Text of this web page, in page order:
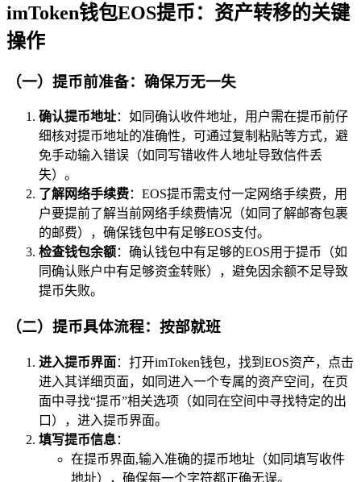
imToken钱包EOS提币：资产转移的关键
操作
（一）提币前准备：确保万无一失
确认提币地址：如同确认收件地址，用户需在提币前仔
细核对提币地址的准确性，可通过复制粘贴等方式，避
免手动输入错误（如同写错收件人地址导致信件丢
失）。
了解网络手续费：EOS提币需支付一定网络手续费，用
户要提前了解当前网络手续费情况（如同了解邮寄包裹
的邮费），确保钱包中有足够EOS支付。
检查钱包余额：确认钱包中有足够的EOS用于提币（如
同确认账户中有足够资金转账），避免因余额不足导致
提币失败。
（二）提币具体流程：按部就班
进入提币界面：打开imToken钱包，找到EOS资产，点击
进入其详细页面，如同进入一个专属的资产空间，在页
面中寻找“提币”相关选项（如同在空间中寻找特定的出
口），进入提币界面。
填写提币信息：
在提币界面,输入准确的提币地址（如同填写收件
地址），确保每一个字符都正确无误。